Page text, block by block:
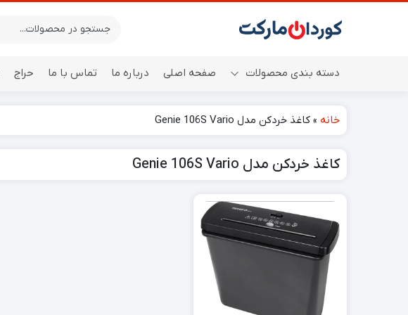
دسته بندی محصولات
اسپیکر
صفحه اصلی درباره ما تماس با ما حراج
خانه » کاغذ خردکن مدل Genie 106S Vario
کاغذ خردکن مدل Genie 106S Vario